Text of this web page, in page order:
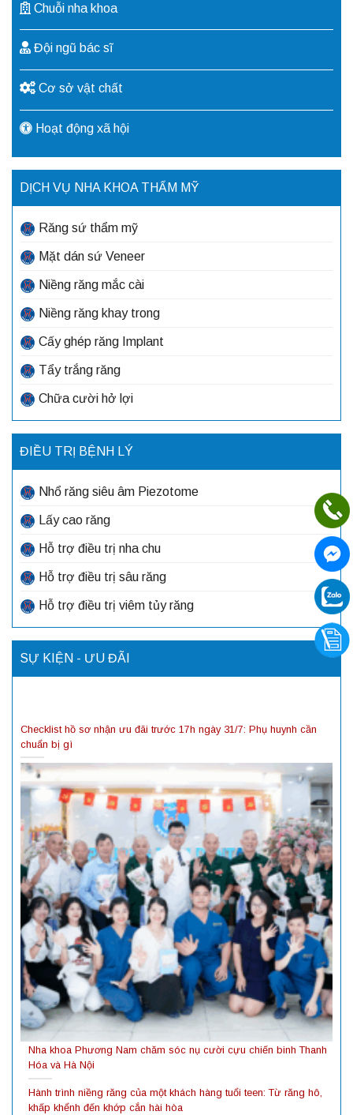
Chuỗi nha khoa
Đội ngũ bác sĩ
Cơ sở vật chất
Hoạt động xã hội
DỊCH VỤ NHA KHOA THẨM MỸ
Răng sứ thẩm mỹ
Mặt dán sứ Veneer
Niềng răng mắc cài
Niềng răng khay trong
Cấy ghép răng Implant
Tẩy trắng răng
Chữa cười hở lợi
ĐIỀU TRỊ BỆNH LÝ
Nhổ răng siêu âm Piezotome
Lấy cao răng
Hỗ trợ điều trị nha chu
Hỗ trợ điều trị sâu răng
Hỗ trợ điều trị viêm tủy răng
SỰ KIỆN - ƯU ĐÃI
Checklist hồ sơ nhận ưu đãi trước 17h ngày 31/7: Phụ huynh cần
chuẩn bị gì
Nha khoa Phương Nam chăm sóc nụ cười cựu chiến binh Thanh
Hóa và Hà Nội
Hành trình niềng răng của một khách hàng tuổi teen: Từ răng hô,
khấp khểnh đến khớp cắn hài hòa